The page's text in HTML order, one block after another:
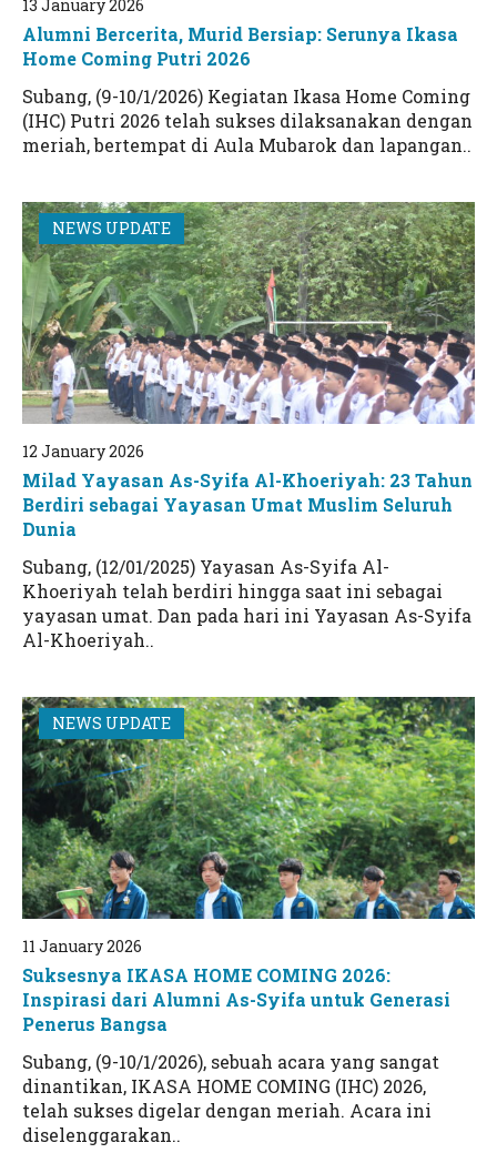
SMPIT As-Syifa Jalancagak
SMAIT As-Syifa Jalancagak
LTIQ As-Syifa
SMPIT As-Syifa Wanareja
SMAIT As-Syifa Wanareja
Kampus 3 As-Syifa Sagalaherang
Kampus 4 As-Syifa Jalancagak 2
SMPIT As-Syifa Jalancagak 2
13 January 2026
Alumni Bercerita, Murid Bersiap: Serunya Ikasa
Home Coming Putri 2026
Subang, (9-10/1/2026) Kegiatan Ikasa Home Coming
(IHC) Putri 2026 telah sukses dilaksanakan dengan
meriah, bertempat di Aula Mubarok dan lapangan..
NEWS UPDATE
12 January 2026
Milad Yayasan As-Syifa Al-Khoeriyah: 23 Tahun
Berdiri sebagai Yayasan Umat Muslim Seluruh
Dunia
Subang, (12/01/2025) Yayasan As-Syifa Al-
Khoeriyah telah berdiri hingga saat ini sebagai
yayasan umat. Dan pada hari ini Yayasan As-Syifa
Al-Khoeriyah..
NEWS UPDATE
11 January 2026
Suksesnya IKASA HOME COMING 2026:
Inspirasi dari Alumni As-Syifa untuk Generasi
Penerus Bangsa
Subang, (9-10/1/2026), sebuah acara yang sangat
dinantikan, IKASA HOME COMING (IHC) 2026,
telah sukses digelar dengan meriah. Acara ini
diselenggarakan..